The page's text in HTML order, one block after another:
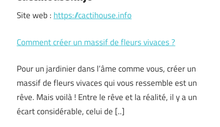
Site web : https://cactihouse.info
Comment créer un massif de fleurs vivaces ?
Pour un jardinier dans l’âme comme vous, créer un
massif de fleurs vivaces qui vous ressemble est un
rêve. Mais voilà ! Entre le rêve et la réalité, il y a un
écart considérable, celui de [..]